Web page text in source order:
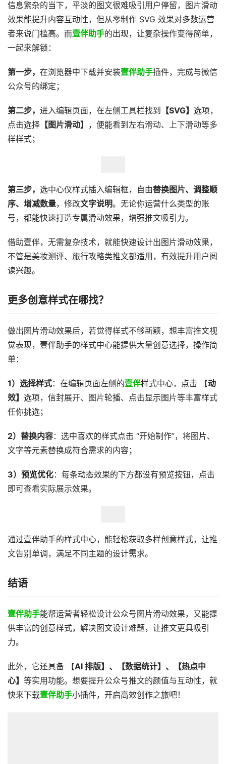
信息繁杂的当下，平淡的图文很难吸引用户停留，图片滑动
效果能提升内容互动性，但从零制作 SVG 效果对多数运营
者来说门槛高。而壹伴助手的出现，让复杂操作变得简单，
一起来解锁：
第一步， 在浏览器中下载并安装壹伴助手插件，完成与微信
公众号的绑定；
第二步， 进入编辑页面，在左侧工具栏找到 【SVG】 选项，
点击选择 【图片滑动】
，便能看到左右滑动、上下滑动等多
样样式；
第三步， 选中心仪样式插入编辑框，自由替换图片、调整顺
序、增减数量，修改文字说明。无论你运营什么类型的账
号，都能快速打造专属滑动效果，增强推文吸引力。
借助壹伴，无需复杂技术，就能快速设计出图片滑动效果，
不管是美妆测评、旅行攻略类推文都适用，有效提升用户阅
读兴趣。
更多创意样式在哪找？
做出图片滑动效果后，若觉得样式不够新颖，想丰富推文视
觉表现，壹伴助手的样式中心能提供大量创意选择，操作简
单：
1）选择样式：在编辑页面左侧的壹伴样式中心，点击 【动
效】 选项，信封展开、图片轮播、点击显示图片等丰富样式
任你挑选；
2）替换内容：选中喜欢的样式点击 “开始制作”，将图片、
文字等元素替换成符合需求的内容；
3）预览优化：每条动态效果的下方都设有预览按钮，点击
即可查看实际展示效果。
通过壹伴助手的样式中心，能轻松获取多样创意样式，让推
文告别单调，满足不同主题的设计需求。
结语
壹伴助手能帮运营者轻松设计公众号图片滑动效果，又能提
供丰富的创意样式，解决图文设计难题，让推文更具吸引
力。
此外，它还具备 【AI 排版】、【数据统计】、【热点中
心】 等实用功能。想要提升公众号推文的颜值与互动性，就
快来下载壹伴助手小插件，开启高效创作之旅吧！